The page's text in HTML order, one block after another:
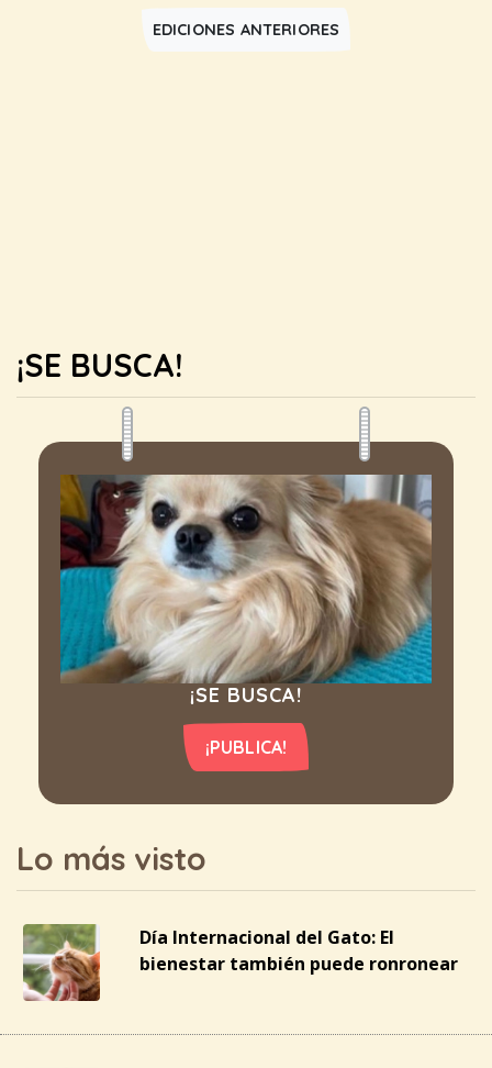
EDICIONES ANTERIORES
¡SE BUSCA!
¡SE BUSCA!
¡PUBLICA!
Lo más visto
Día Internacional del Gato: El
bienestar también puede ronronear